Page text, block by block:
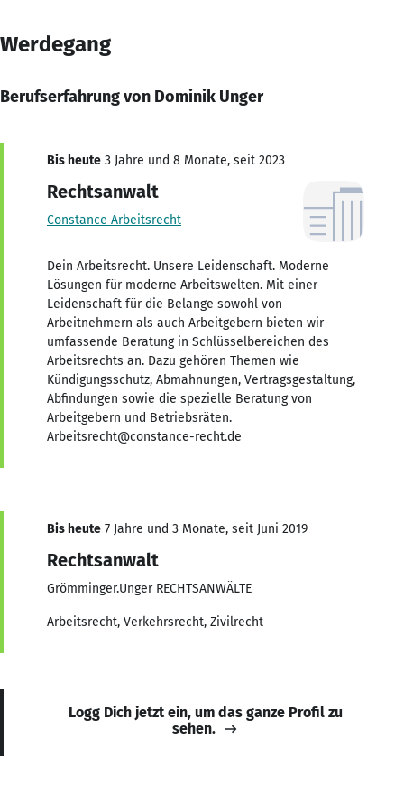
Werdegang
Berufserfahrung von Dominik Unger
Bis heute 3 Jahre und 8 Monate, seit 2023
Rechtsanwalt
Constance Arbeitsrecht
Dein Arbeitsrecht. Unsere Leidenschaft. Moderne
Lösungen für moderne Arbeitswelten. Mit einer
Leidenschaft für die Belange sowohl von
Arbeitnehmern als auch Arbeitgebern bieten wir
umfassende Beratung in Schlüsselbereichen des
Arbeitsrechts an. Dazu gehören Themen wie
Kündigungsschutz, Abmahnungen, Vertragsgestaltung,
Abfindungen sowie die spezielle Beratung von
Arbeitgebern und Betriebsräten.
Arbeitsrecht@constance-recht.de
Bis heute 7 Jahre und 3 Monate, seit Juni 2019
Rechtsanwalt
Grömminger.Unger RECHTSANWÄLTE
Arbeitsrecht, Verkehrsrecht, Zivilrecht
Logg Dich jetzt ein, um das ganze Profil zu
sehen.